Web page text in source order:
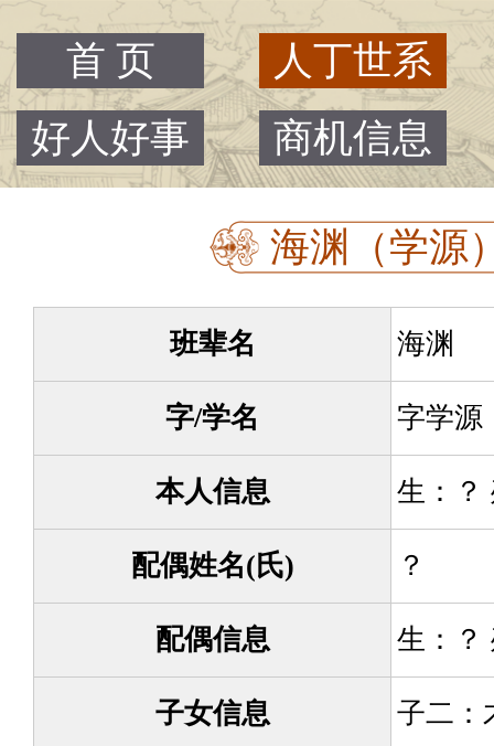
首 页
人丁世系
好人好事
商机信息
海渊（学源
班辈名 海渊
字/学名 字学源
本人信息 生：？
配偶姓名(氏) ？
配偶信息 生：？
子女信息 子二：